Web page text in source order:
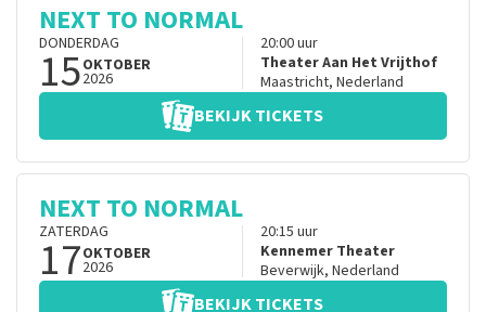
NEXT TO NORMAL
DONDERDAG
15OKTOBER
2026
20:00uur
Theater Aan Het Vrijthof
Maastricht, Nederland
BEKIJK TICKETS
NEXT TO NORMAL
ZATERDAG
17OKTOBER
2026
20:15 uur
Kennemer Theater
Beverwijk, Nederland
BEKIJK TICKETS